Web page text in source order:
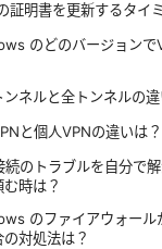
証明書を更新するタイ
のどのバージョンで
ンネルと全トンネルの違
と個人VPNの違いは？
続のトラブルを自分で
む時は？
のファイアウォール
の対処法は？